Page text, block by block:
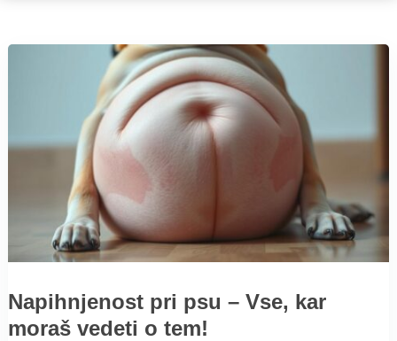
Napihnjenost pri psu – Vse, kar
moraš vedeti o tem!